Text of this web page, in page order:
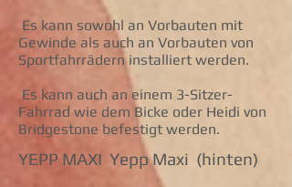
Es kann sowohl an Vorbauten mit
Gewinde als auch an Vorbauten von
Sportfahrrädern installiert werden.
Es kann auch an einem 3-Sitzer-
Fahrrad wie dem Bicke oder Heidi von
Bridgestone befestigt werden.
YEPP MAXI Yepp Maxi (hinten)